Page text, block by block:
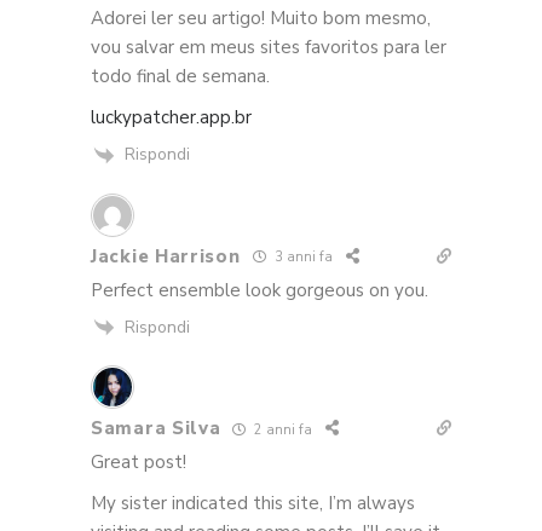
Adorei ler seu artigo! Muito bom mesmo,
vou salvar em meus sites favoritos para ler
todo final de semana.
luckypatcher.app.br
Rispondi
Jackie Harrison 3 anni fa
Perfect ensemble look gorgeous on you.
Rispondi
Samara Silva 2 anni fa
Great post!
My sister indicated this site, I’m always